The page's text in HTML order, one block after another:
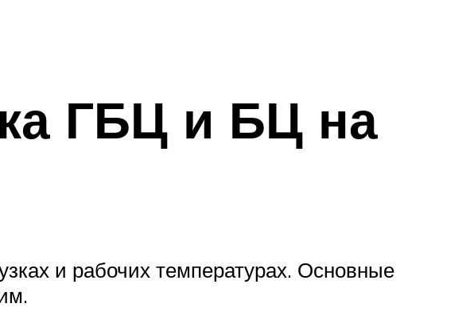
ГБЦ и БЦ на
и рабочих температурах. Основные